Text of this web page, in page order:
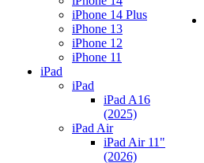
iPhone 14 Plus
iPhone 13
iPhone 12
iPhone 11
iPad
iPad
iPad A16
(2025)
iPad Air
iPad Air 11"
(2026)